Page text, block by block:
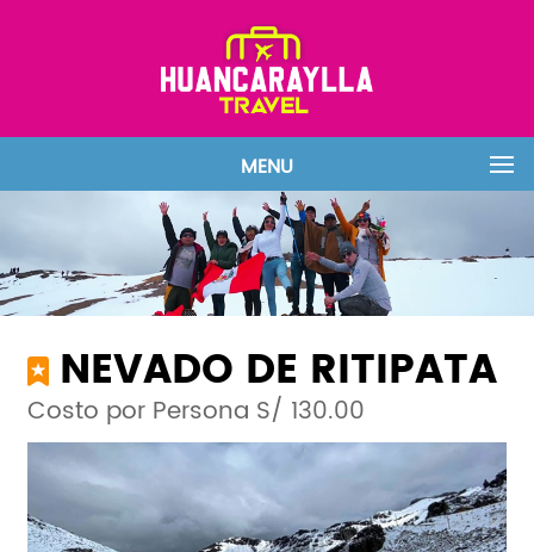
MENU
NEVADO DE RITIPATA
Costo por Persona S/ 130.00